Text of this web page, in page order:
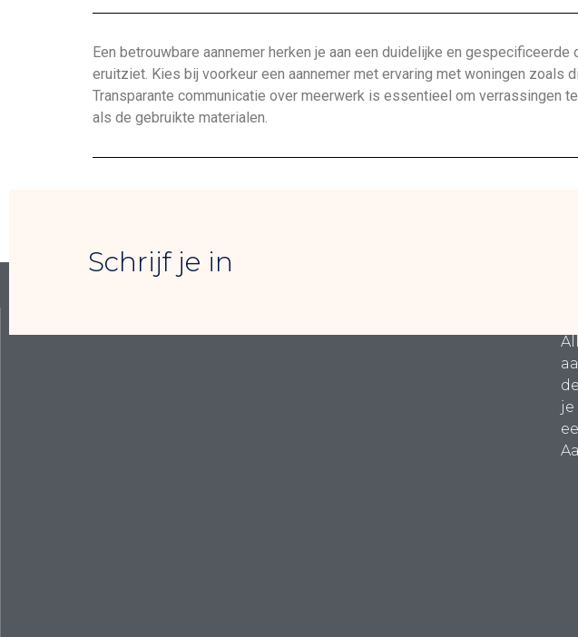
Een betrouwbare aannemer herken je aan een duidelijke en
eruitziet. Kies bij voorkeur een aannemer met ervaring met woningen zoals
Transparante communicatie over meerwerk is essentieel om verrassingen
als de gebruikte materialen.
Schrijf je in
je